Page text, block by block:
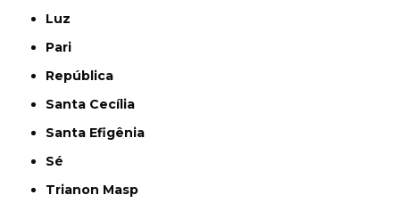
Luz
Pari
República
Santa Cecília
Santa Efigênia
Sé
Trianon Masp